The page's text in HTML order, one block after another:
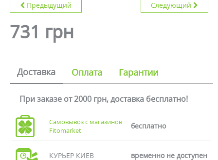
Предыдущий Следующий
731 грн
Доставка Оплата Гарантии
При заказе от 2000 грн, доставка бесплатно!
Самовывоз с магазинов
Fitomarket
бесплатно
КУРЬЕР КИЕВ временно не доступен